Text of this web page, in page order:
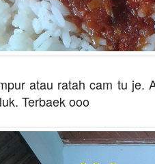
atau ratah cam tu je.
Terbaek ooo